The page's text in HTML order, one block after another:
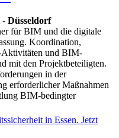
- Düsseldorf
für BIM und die digitale
Koordination,
Aktivitäten und BIM-
mit den Projektbeteiligten.
in der
erforderlicher Maßnahmen
BIM-bedingter